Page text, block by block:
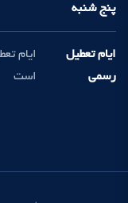
پنج شنبه
ایام تعطیل
رسمی
ایام
است